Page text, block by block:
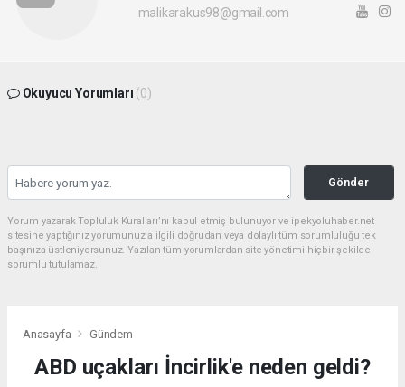
malikarakus98@gmail.com
Okuyucu Yorumları (0)
Gönder
Yorum yazarak Topluluk Kuralları’nı kabul etmiş bulunuyor ve ipekyoluhaber.net
sitesine yaptığınız yorumunuzla ilgili doğrudan veya dolaylı tüm sorumluluğu tek
başınıza üstleniyorsunuz. Yazılan tüm yorumlardan site yönetimi hiçbir şekilde
sorumlu tutulamaz.
Anasayfa Gündem
ABD uçakları İncirlik'e neden geldi?